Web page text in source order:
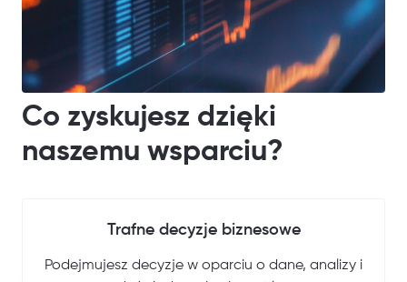
Co zyskujesz dzięki
naszemu wsparciu?
Trafne decyzje biznesowe
Podejmujesz decyzje w oparciu o dane, analizy i